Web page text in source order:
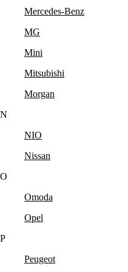
Mercedes-Benz
MG
Mini
Mitsubishi
Morgan
N
NIO
Nissan
O
Omoda
Opel
P
Peugeot